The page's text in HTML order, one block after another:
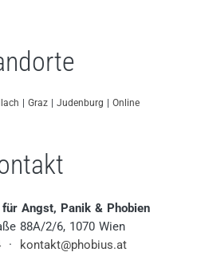
| Graz | Judenburg | Online
Angst, Panik & Phobien
88A/2/6, 1070 Wien
· kontakt@phobius.at